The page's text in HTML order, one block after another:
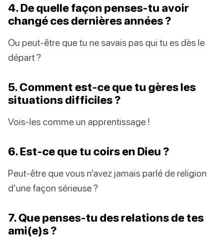
4. De quelle façon penses-tu avoir
changé ces dernières années ?
Ou peut-être que tu ne savais pas qui tu es dès le
départ ?
5. Comment est-ce que tu gères les
situations difficiles ?
Vois-les comme un apprentissage !
6. Est-ce que tu coirs en Dieu ?
Peut-être que vous n’avez jamais parlé de religion
d’une façon sérieuse ?
7. Que penses-tu des relations de tes
ami(e)s ?